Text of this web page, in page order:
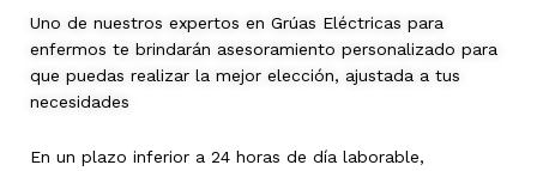
Uno de nuestros expertos en Grúas Eléctricas para
enfermos te brindarán asesoramiento personalizado para
que puedas realizar la mejor elección, ajustada a tus
necesidades
En un plazo inferior a 24 horas de día laborable,